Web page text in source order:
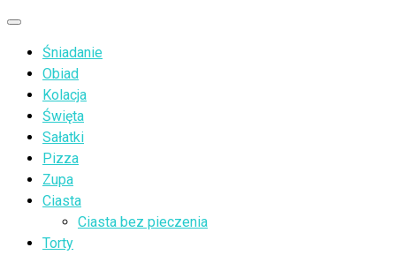
Przejdź
treści
Menu
Śniadanie
Obiad
Kolacja
Święta
Sałatki
Pizza
Zupa
Ciasta
Ciasta bez pieczenia
Torty